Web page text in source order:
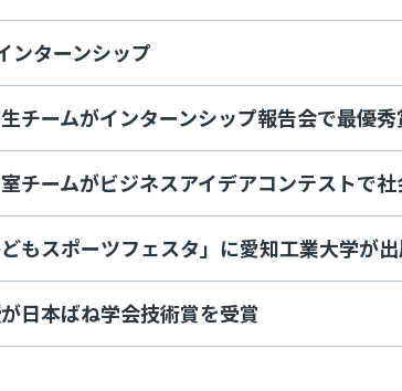
ターンシップ
チームがインターンシップ報告会で最優秀
チームがビジネスアイデアコンテストで
もスポーツフェスタ」に愛知工業大学が
日本ばね学会技術賞を受賞